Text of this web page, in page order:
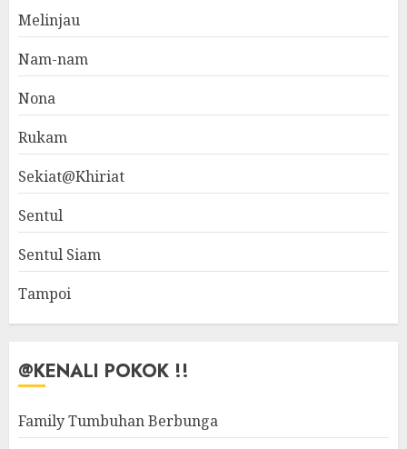
Melinjau
Nam-nam
Nona
Rukam
Sekiat@Khiriat
Sentul
Sentul Siam
Tampoi
@KENALI POKOK !!
Family Tumbuhan Berbunga